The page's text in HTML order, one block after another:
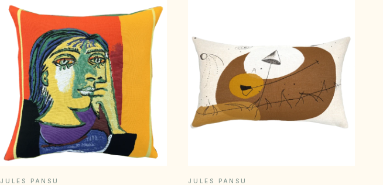
APERÇU RAPIDE
JULES PANSU APERÇU RAPIDE
JULES PANSU